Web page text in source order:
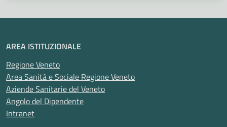
AREA ISTITUZIONALE
Regione Veneto
Area Sanità e Sociale Regione Veneto
Aziende Sanitarie del Veneto
Angolo del Dipendente
Intranet